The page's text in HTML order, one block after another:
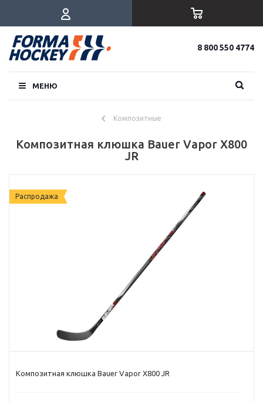
8 800 550 4774
МЕНЮ
Композитные
Композитная клюшка Bauer Vapor X800
JR
Распродажа
Композитная клюшка Bauer Vapor X800 JR